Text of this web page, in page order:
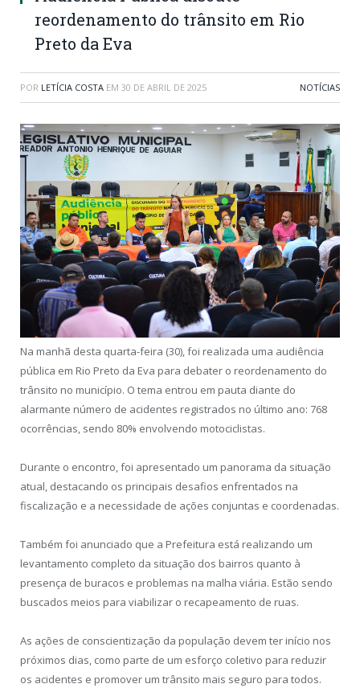
reordenamento do trânsito em Rio
Preto da Eva
POR LETÍCIA COSTA EM 30 DE ABRIL DE 2025 NOTÍCIAS
Na manhã desta quarta-feira (30), foi realizada uma audiência
pública em Rio Preto da Eva para debater o reordenamento do
trânsito no município. O tema entrou em pauta diante do
alarmante número de acidentes registrados no último ano: 768
ocorrências, sendo 80% envolvendo motociclistas.
Durante o encontro, foi apresentado um panorama da situação
atual, destacando os principais desafios enfrentados na
fiscalização e a necessidade de ações conjuntas e coordenadas.
Também foi anunciado que a Prefeitura está realizando um
levantamento completo da situação dos bairros quanto à
presença de buracos e problemas na malha viária. Estão sendo
buscados meios para viabilizar o recapeamento de ruas.
As ações de conscientização da população devem ter início nos
próximos dias, como parte de um esforço coletivo para reduzir
os acidentes e promover um trânsito mais seguro para todos.